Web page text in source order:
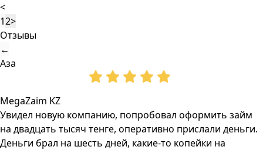
<
12>
Отзывы
←
Аза
MegaZaim KZ
Увидел новую компанию, попробовал оформить займ
на двадцать тысяч тенге, оперативно прислали деньги.
Деньги брал на шесть дней, какие-то копейки на